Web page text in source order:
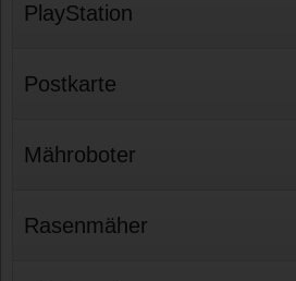
PlayStation
Postkarte
Mähroboter
Rasenmäher